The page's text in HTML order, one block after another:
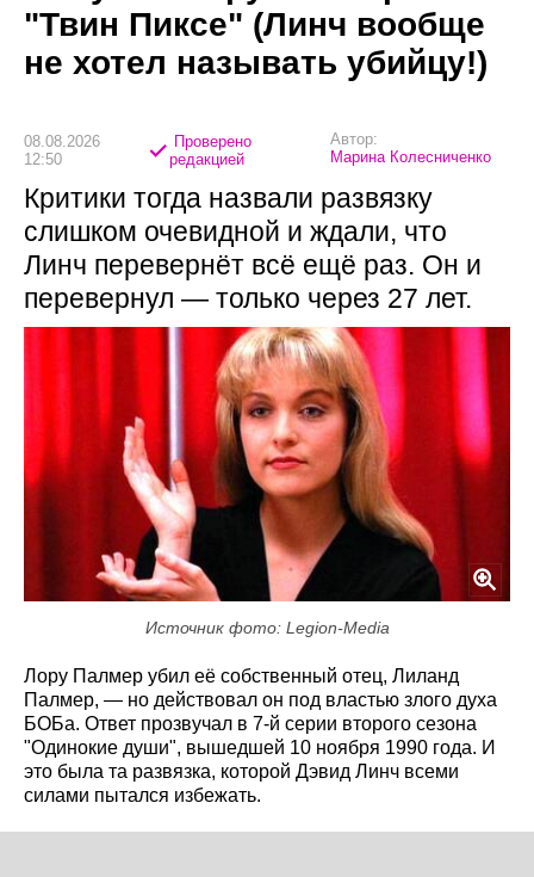
"Твин Пиксе" (Линч вообще
не хотел называть убийцу!)
08.08.2026
12:50
Проверено
редакцией
Автор:
Марина Колесниченко
Критики тогда назвали развязку
слишком очевидной и ждали, что
Линч перевернёт всё ещё раз. Он и
перевернул — только через 27 лет.
Источник фото: Legion-Media
Лору Палмер убил её собственный отец, Лиланд
Палмер, — но действовал он под властью злого духа
БОБа. Ответ прозвучал в 7-й серии второго сезона
"Одинокие души", вышедшей 10 ноября 1990 года. И
это была та развязка, которой Дэвид Линч всеми
силами пытался избежать.